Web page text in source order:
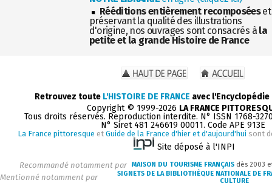
Rééditions entièrement recomposéeset
préservant la qualité des illustrations
d'origine, nos ouvrages sont consacrés à la
petite et la grande Histoire de France
Retrouvez toute L'HISTOIRE DE FRANCE avec
Copyright © 1999-2026 LA FRANCE
Tous droits réservés. Reproduction interdite. N° ISSN 1768-
N° Siret 481 246619 00011. Code APE 913E
La France pittoresque et Guide de la France d'hier et d'aujourd'hui sont
Site déposé à l'INPI
Recommandé notamment par MAISON DU TOURISME FRANÇAIS dès 2003
Mentionné notamment par
SIGNETS DE LA BIBLIOTHÈQUE NATIONALE DE
CULTURE